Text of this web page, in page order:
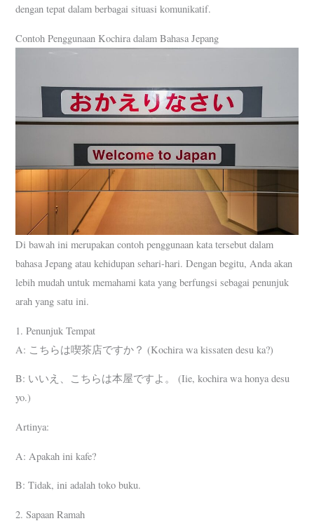
dengan tepat dalam berbagai situasi komunikatif.
Contoh Penggunaan Kochira dalam Bahasa Jepang
Di bawah ini merupakan contoh penggunaan kata tersebut dalam
bahasa Jepang atau kehidupan sehari-hari. Dengan begitu, Anda akan
lebih mudah untuk memahami kata yang berfungsi sebagai penunjuk
arah yang satu ini.
1. Penunjuk Tempat
A: こちらは喫茶店ですか？ (Kochira wa kissaten desu ka?)
B: いいえ、こちらは本屋ですよ。 (Iie, kochira wa honya desu
yo.)
Artinya:
A: Apakah ini kafe?
B: Tidak, ini adalah toko buku.
2. Sapaan Ramah